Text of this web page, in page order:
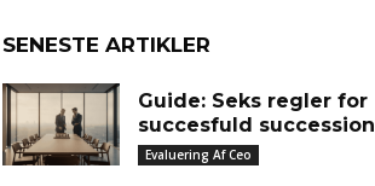
SENESTE ARTIKLER
Guide: Seks regler for
succesfuld succession
Evaluering Af Ceo